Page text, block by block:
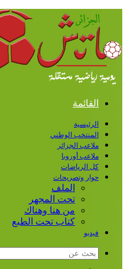
القائمة
الرئيسية
المنتخب الوطني
ملاعب الجزائر
ملاعب أوروبا
كل الرياضات
حوار وتصريحات
الملف
تحت المجهر
من هنا وهناك
كتاب تحت الطبع
فيديو